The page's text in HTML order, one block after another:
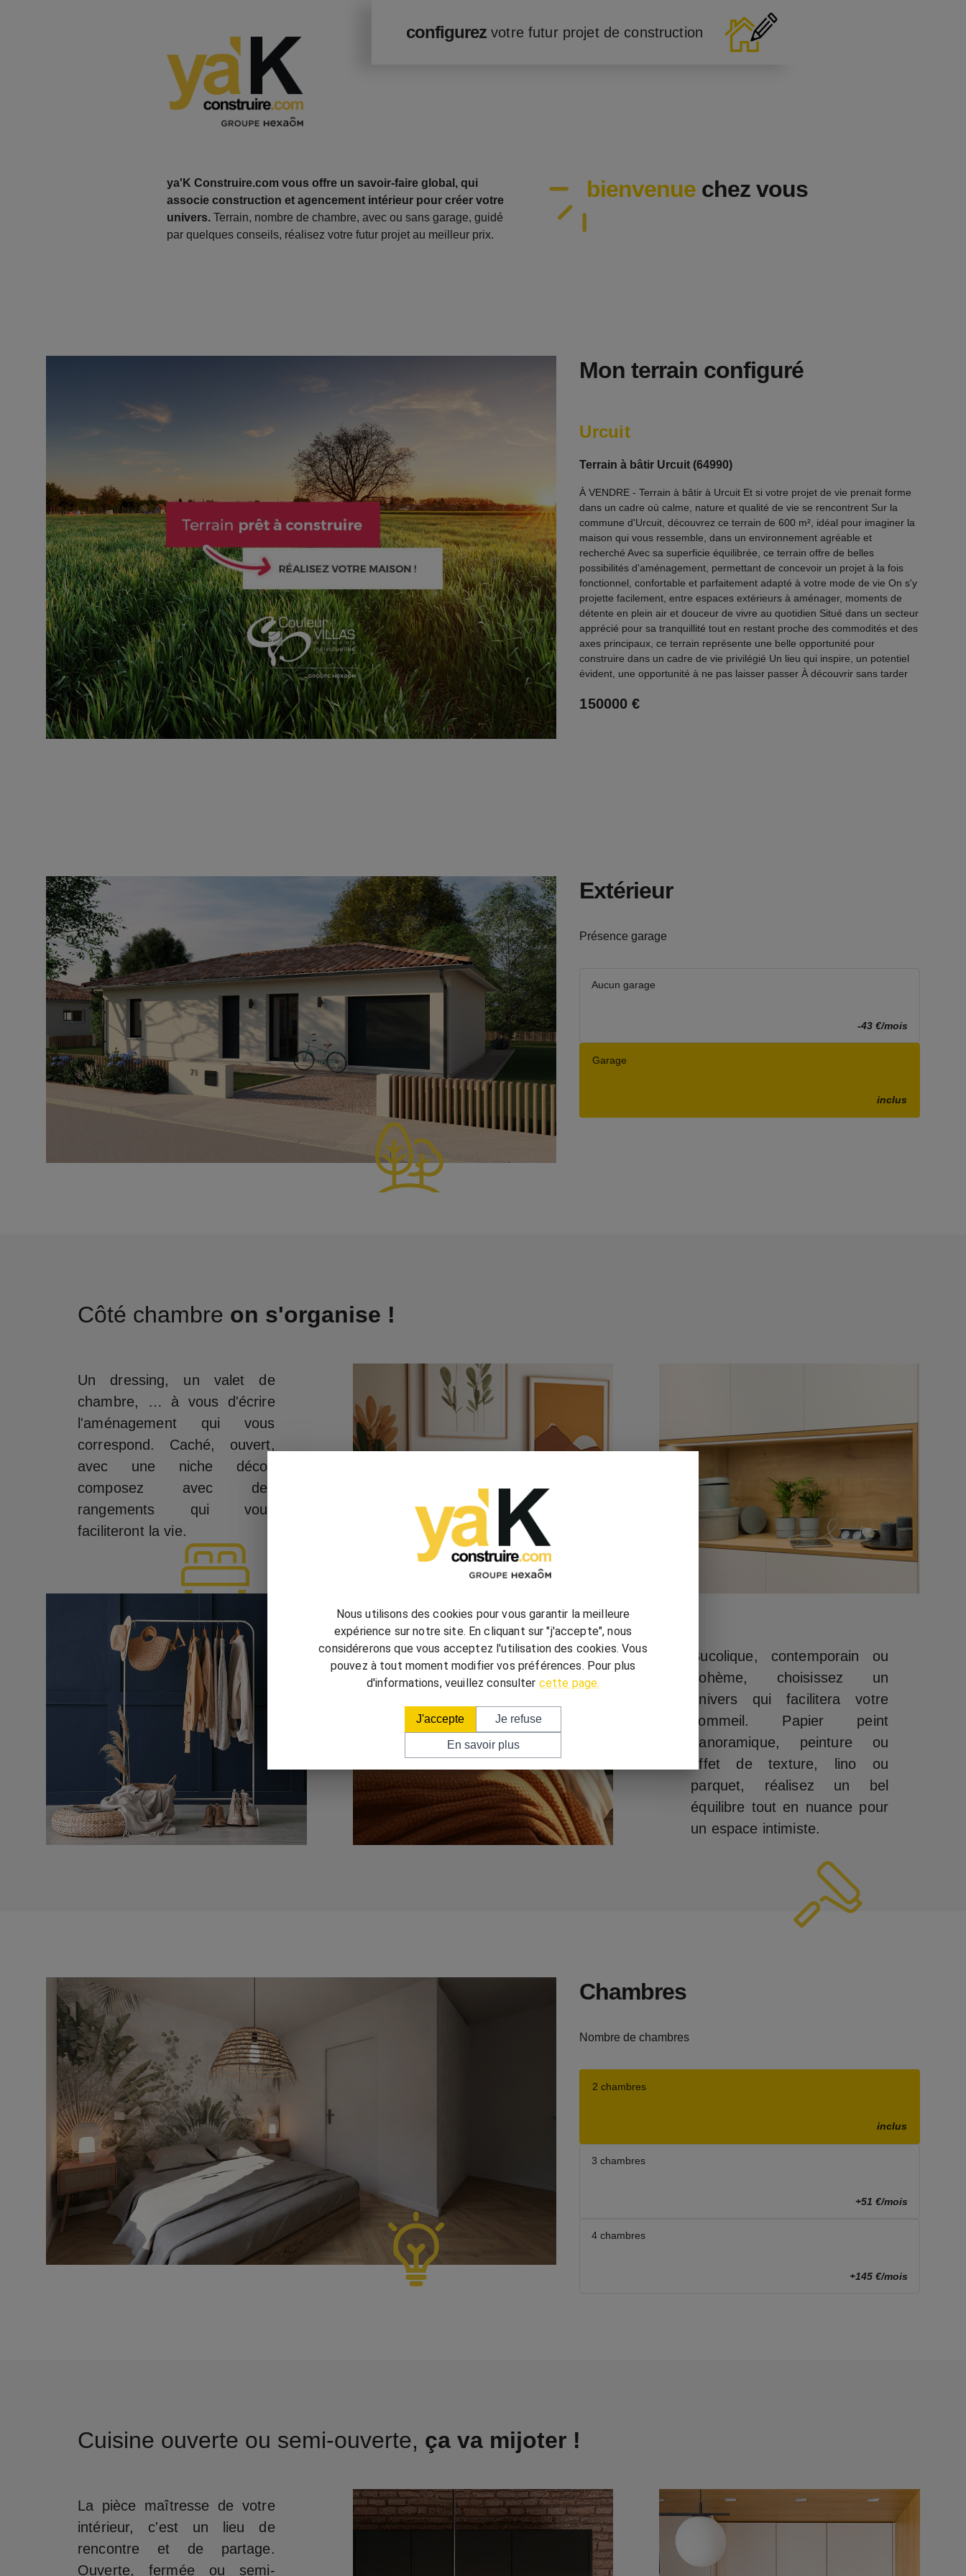
configurezvotre futur projet de construction
bienvenue chez vous
ya'K Construire.com vous offre un savoir-faire global, qui
associe construction et agencement intérieur pour créer votre
univers. Terrain, nombre de chambre, avec ou sans garage, guidé
par quelques conseils, réalisez votre futur projet au meilleur prix.
Mon terrain configuré
Urcuit
Terrain à bâtir Urcuit (64990)
À VENDRE - Terrain à bâtir à Urcuit Et si votre projet de vie prenait forme
dans un cadre où calme, nature et qualité de vie se rencontrent Sur la
commune d'Urcuit, découvrez ce terrain de 600 m², idéal pour imaginer la
maison qui vous ressemble, dans un environnement agréable et
recherché Avec sa superficie équilibrée, ce terrain offre de belles
possibilités d'aménagement, permettant de concevoir un projet à la fois
fonctionnel, confortable et parfaitement adapté à votre mode de vie On s'y
projette facilement, entre espaces extérieurs à aménager, moments de
détente en plein air et douceur de vivre au quotidien Situé dans un secteur
apprécié pour sa tranquillité tout en restant proche des commodités et des
axes principaux, ce terrain représente une belle opportunité pour
construire dans un cadre de vie privilégié Un lieu qui inspire, un potentiel
évident, une opportunité à ne pas laisser passer À découvrir sans tarder
150000 €
Extérieur
Présence garage
Aucun garage
-43 €/mois
Garage
inclus
Côté chambre on s'organise !
Un dressing, un valet de
chambre, … à vous d'écrire
l'aménagement qui vous
correspond. Caché, ouvert,
avec une niche déco',
composez avec des
rangements qui vous
faciliteront la vie.
Bucolique, contemporain ou
bohème, choisissez un
univers qui facilitera votre
sommeil. Papier peint
panoramique, peinture ou
effet de texture, lino ou
parquet, réalisez un bel
équilibre tout en nuance pour
un espace intimiste.
Chambres
Nombre de chambres
2 chambres
inclus
3 chambres
+51 €/mois
4 chambres
+145 €/mois
Cuisine ouverte ou semi-ouverte, ça va mijoter !
La pièce maîtresse de votre
intérieur, c'est un lieu de
rencontre et de partage.
Ouverte, fermée ou semi-
Nous utilisons des cookies pour vous garantir la meilleure
expérience sur notre site. En cliquant sur "j'accepte", nous
considérerons que vous acceptez l'utilisation des cookies. Vous
pouvez à tout moment modifier vos préférences. Pour plus
d'informations, veuillez consulter cette page.
J'accepte Je refuse
En savoir plus